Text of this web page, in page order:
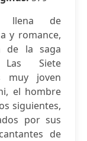
llena de
y romance,
de la saga
Las Siete
muy joven
el hombre
siguientes,
por sus
de